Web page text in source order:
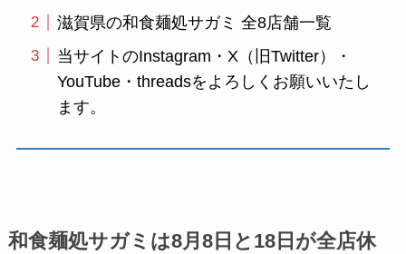
滋賀県の和食麺処サガミ 全8店舗一覧
当サイトのInstagram・X（旧Twitter）・
YouTube・threadsをよろしくお願いいたし
ます。
和食麺処サガミは8月8日と18日が全店休